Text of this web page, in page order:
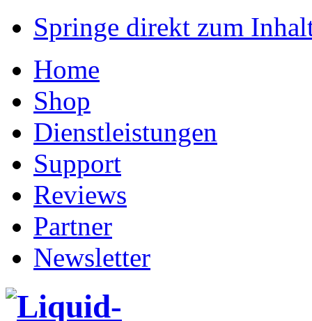
Springe direkt zum
Home
Shop
Dienstleistungen
Support
Reviews
Partner
Newsletter